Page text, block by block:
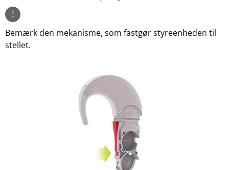
!
Bemærk den mekanisme, som fastgør styreenheden til
stellet.